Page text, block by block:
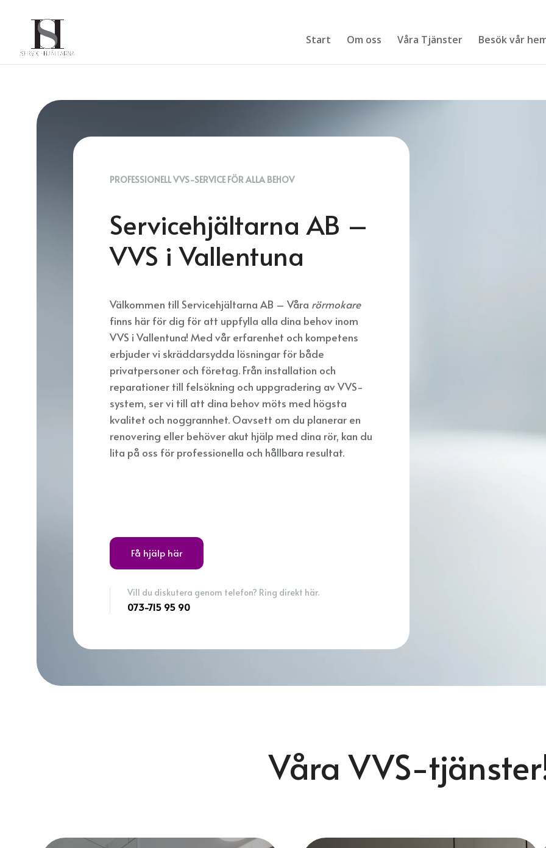
Start Om oss Våra Tjänster Besök vår
PROFESSIONELL VVS-SERVICE FÖR ALLA BEHOV
Servicehjältarna AB –
VVS i Vallentuna
Välkommen till Servicehjältarna AB – Våra rörmokare
finns här för dig för att uppfylla alla dina behov inom
VVS i Vallentuna! Med vår erfarenhet och kompetens
erbjuder vi skräddarsydda lösningar för både
privatpersoner och företag. Från installation och
reparationer till felsökning och uppgradering av VVS-
system, ser vi till att dina behov möts med högsta
kvalitet och noggrannhet. Oavsett om du planerar en
renovering eller behöver akut hjälp med dina rör, kan du
lita på oss för professionella och hållbara resultat.
Få hjälp här
Vill du diskutera genom telefon? Ring direkt här.
073-715 95 90
Våra VVS-